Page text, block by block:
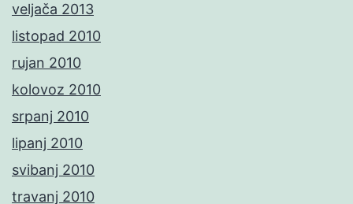
veljača 2013
listopad 2010
rujan 2010
kolovoz 2010
srpanj 2010
lipanj 2010
svibanj 2010
travanj 2010